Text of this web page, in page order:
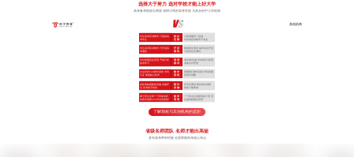
选择大于努力 选对学校才能上好大学
高考备考院校分两类 深耕川考的高考学校 与其余的中小学机构
其他机构
专注高考应试教学 只招收高
考学生
招 生
范 围
小初高辅导一起做
对高考应试教学不专业
专注高考应试教学 只开设高
考课程
开 设
课 程
根据招生情况 临时决定开设
小初高任意课程
全封闭规范化管理 严抓日常
备考学习
管 理
模 式
非封闭式(或“半封闭式”)管理
非集中式管理
自主研发TLE教学系统 专利
认证 掌握核心技术
教 学
流 程
照搬同行教学流程 学到表面
依葫芦画瓢
高标准校园配套设施 设施齐
全 高考绝不将就
硬 件
设 施
作坊式课堂 硬件条件局限
很多只能将就
两个班主任带一个班加专职
的夜班老师24小时全程陪护
教 学
管 理
一个班主任老师带多个班 无
法做到精细化管理
了解我校与其他机构的差距
省级名师团队 名师才能出高徒
多年高考带班经验 全面掌握高考核心考点